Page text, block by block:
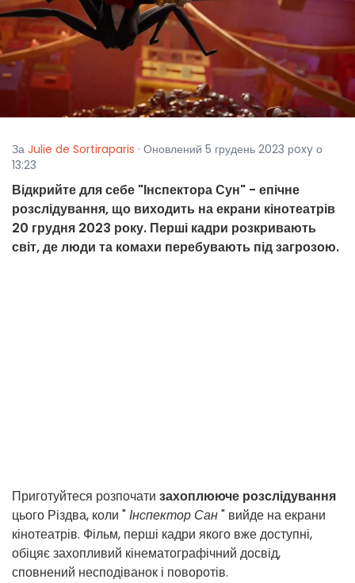
За Julie de Sortiraparis · Оновлений 5 грудень 2023 рoxy о
13:23
Відкрийте для себе "Інспектора Сун" - епічне
розслідування, що виходить на екрани кінотеатрів
20 грудня 2023 року. Перші кадри розкривають
світ, де люди та комахи перебувають під загрозою.
Приготуйтеся розпочати захоплююче розслідування
цього Різдва, коли "Інспектор Сан" вийде на екрани
кінотеатрів. Фільм, перші кадри якого вже доступні,
обіцяє захопливий кінематографічний досвід,
сповнений несподіванок і поворотів.